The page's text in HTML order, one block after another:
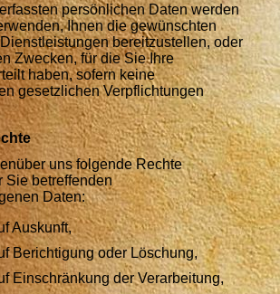
persönlichen Daten werden
Ihnen die gewünschten
bereitzustellen, oder
Zwecken, für die Sie Ihre
haben, sofern keine
gesetzlichen Verpflichtungen
uns folgende Rechte
Sie betreffenden
Daten:
Auskunft,
Berichtigung oder Löschung,
Einschränkung der Verarbeitung,